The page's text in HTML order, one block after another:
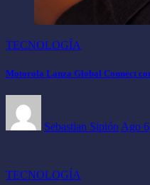
TECNOLOGÍA
Motorola Lanza Global Connect
Sebastian Sipión Ago
TECNOLOGÍA